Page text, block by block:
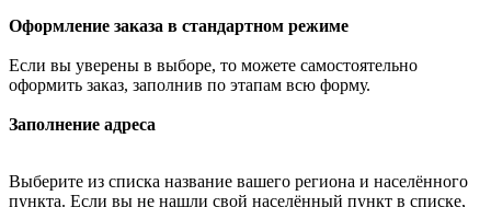
Оформление заказа в стандартном режиме
Если вы уверены в выборе, то можете самостоятельно
оформить заказ, заполнив по этапам всю форму.
Заполнение адреса
Выберите из списка название вашего региона и населённого
пункта. Если вы не нашли свой населённый пункт в списке,